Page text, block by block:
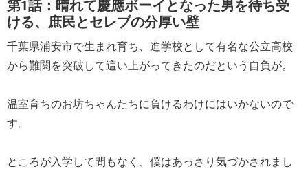
第1話：晴れて慶應ボーイとなった男を待ち受
ける、庶民とセレブの分厚い壁
千葉県浦安市で生まれ育ち、進学校として有名な公立高校
から難関を突破して這い上がってきたのだという自負が。
温室育ちのお坊ちゃんたちに負けるわけにはいかないので
す。
ところが入学して間もなく、僕はあっさり気づかされまし